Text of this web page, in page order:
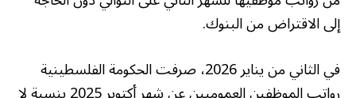
إلى الاقتراض من البنوك.
في الثاني من يناير 2026، صرفت الحكومة الفلسطينية